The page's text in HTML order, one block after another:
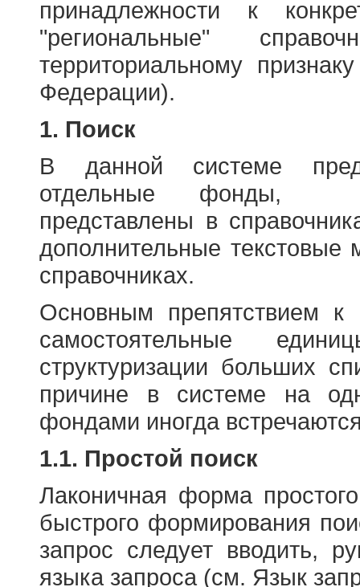
принадлежности к
"региональные"
территориальному
Федерации).
1. Поиск
В данной системе
отдельные фонды,
представлены в
дополнительные
справочниках.
Основным препятствием
самостоятельные
структуризации больших
причине в системе на
фондами иногда
1.1. Простой поиск
Лаконичная форма
быстрого формирования
запрос следует вводить,
языка запроса (см. Язык